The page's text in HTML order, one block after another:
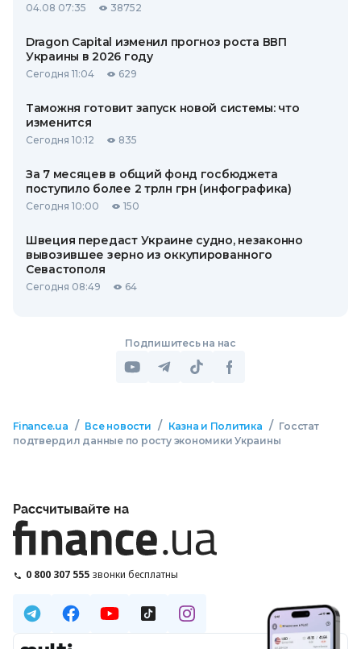
04.08 07:35 38752
Dragon Capital изменил прогноз роста ВВП
Украины в 2026 году
Сегодня 11:04 629
Таможня готовит запуск новой системы: что
изменится
Сегодня 10:12 835
За 7 месяцев в общий фонд госбюджета
поступило более 2 трлн грн (инфографика)
Сегодня 10:00 150
Швеция передаст Украине судно, незаконно
вывозившее зерно из оккупированного
Севастополя
Сегодня 08:49 64
Подпишитесь на нас
Finance.ua / Все новости / Казна и Политика / Госстат
подтвердил данные по росту экономики Украины
Рассчитывайте на
0 800 307 555 звонки бесплатны